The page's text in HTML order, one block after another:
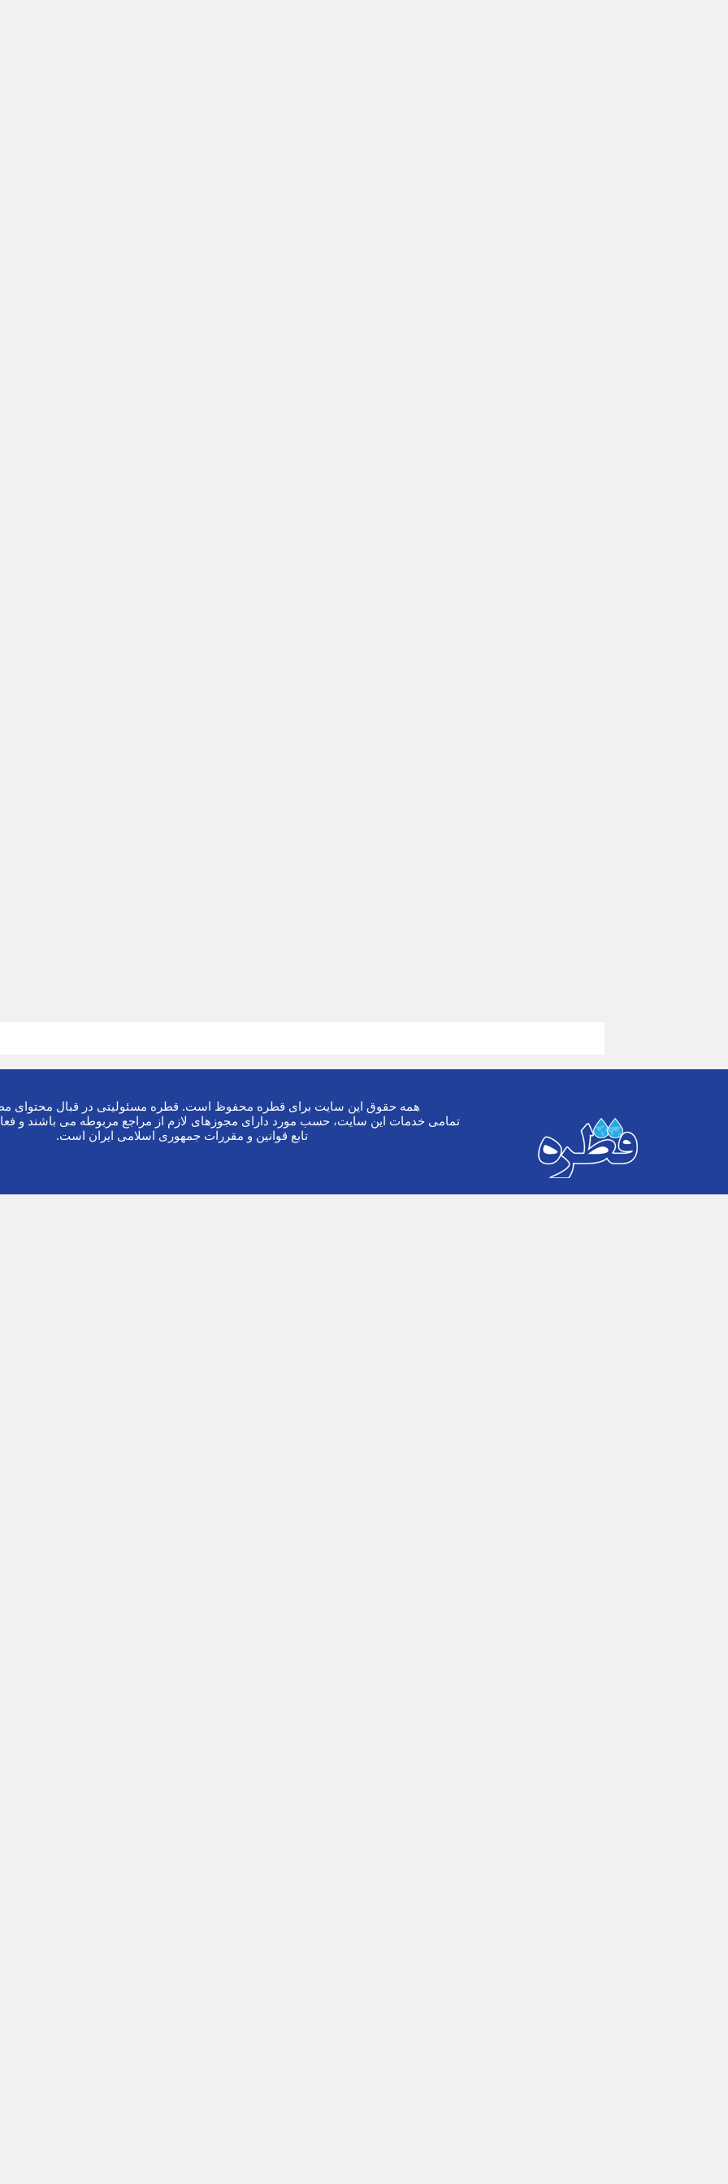
همه حقوق این سایت برای قطره محفوظ است. قطره مسئولیتی در قبال محتوای
تمامی خدمات این سایت، حسب مورد دارای مجوزهای لازم از مراجع مربوطه می باشند و
تابع قوانین و مقررات جمهوری اسلامی ایران است.